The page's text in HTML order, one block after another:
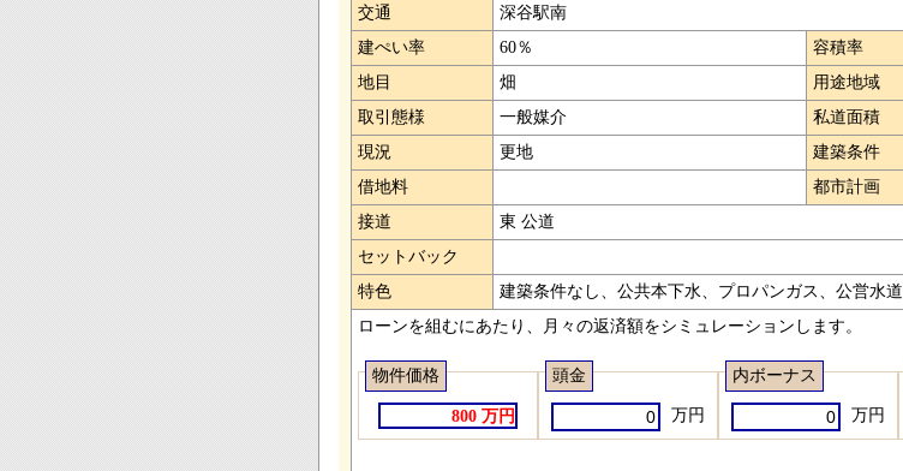
交通
深谷駅南
建ぺい率
60％ 容積率
地目
畑 用途地域
取引態様
一般媒介
私道面積
現況
更地 建築条件
借地料
都市計画
接道
東 公道
セットバック
特色
建築条件なし、公共本下水、プロパンガス、公営水道
ローンを組むにあたり、月々の返済額をシミュレーションします。
物件価格
800 万円
頭金
万円
内ボーナス
万円